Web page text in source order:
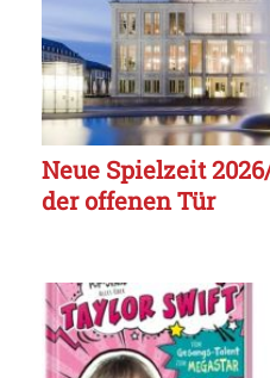
Neue Spielzeit
der offenen Tür